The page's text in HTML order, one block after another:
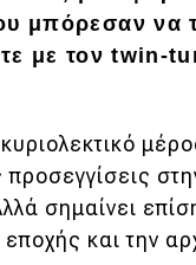
μπόρεσαν να
με τον twin-
κυριολεκτικό
προσεγγίσεις
σημαίνει
εποχής και την